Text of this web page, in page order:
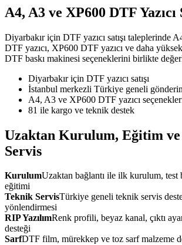
A4, A3 ve XP600 DTF
Diyarbakır için DTF yazıcı satışı taleplerinde
DTF yazıcı, XP600 DTF yazıcı ve daha
DTF baskı makinesi seçeneklerini birlikte
Diyarbakır için DTF yazıcı satışı
İstanbul merkezli Türkiye geneli
A4, A3 ve XP600 DTF yazıcı
81 ile kargo ve teknik destek
Uzaktan Kurulum, Eğitim
Servis
KurulumUzaktan bağlantı ile ilk kurulum, test
eğitimi
Teknik ServisTürkiye geneli teknik servis
yönlendirmesi
RIP YazılımRenk profili, beyaz kanal, çıktı
desteği
SarfDTF film, mürekkep ve toz sarf malzeme